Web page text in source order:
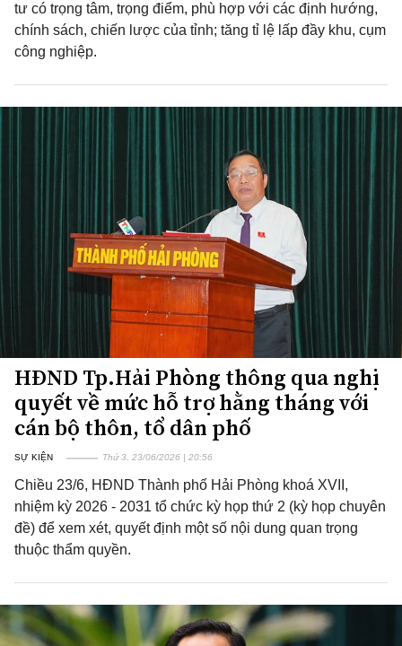
tư có trọng tâm, trọng điểm, phù hợp với các định hướng,
chính sách, chiến lược của tỉnh; tăng tỉ lệ lấp đầy khu, cụm
công nghiệp.
HĐND Tp.Hải Phòng thông qua nghị
quyết về mức hỗ trợ hằng tháng với
cán bộ thôn, tổ dân phố
SỰ KIỆN Thứ 3, 23/06/2026 | 20:56
Chiều 23/6, HĐND Thành phố Hải Phòng khoá XVII,
nhiệm kỳ 2026 - 2031 tổ chức kỳ họp thứ 2 (kỳ họp chuyên
đề) để xem xét, quyết định một số nội dung quan trọng
thuộc thẩm quyền.